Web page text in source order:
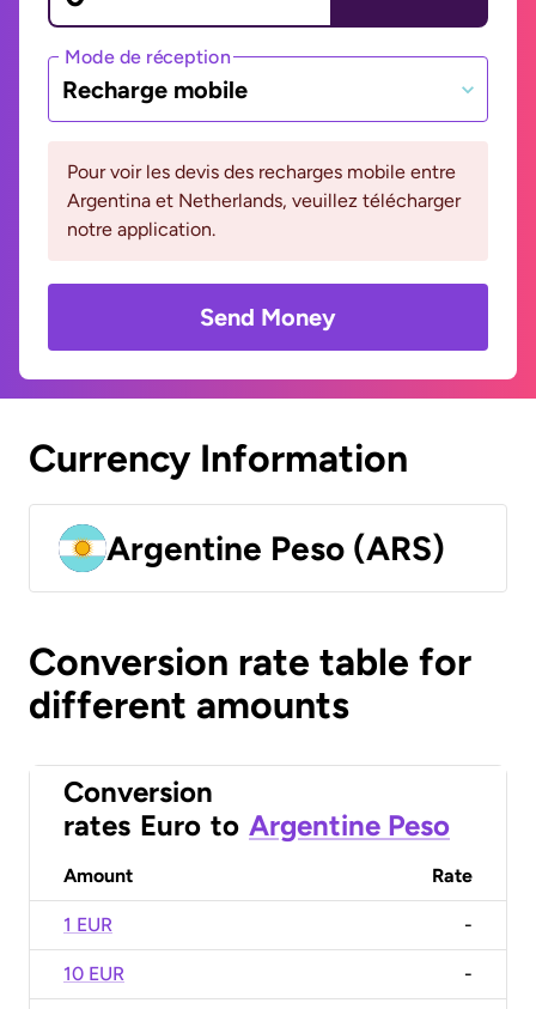
Mode de réception
Recharge mobile
Pour voir les devis des recharges mobile entre
Argentina et Netherlands, veuillez télécharger
notre application.
Send Money
Currency Information
Argentine Peso (ARS)
Conversion rate table for
different amounts
Conversion
rates Euro to Argentine Peso
Amount Rate
1 EUR -
10 EUR -